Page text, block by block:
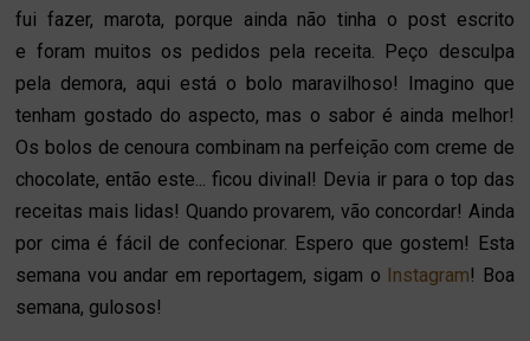
fui fazer, marota, porque ainda não tinha o post escrito
e foram muitos os pedidos pela receita. Peço desculpa
pela demora, aqui está o bolo maravilhoso! Imagino que
tenham gostado do aspecto, mas o sabor é ainda melhor!
Os bolos de cenoura combinam na perfeição com creme de
chocolate, então este... ficou divinal! Devia ir para o top das
receitas mais lidas! Quando provarem, vão concordar! Ainda
por cima é fácil de confecionar. Espero que gostem! Esta
semana vou andar em reportagem, sigam o Instagram! Boa
semana, gulosos!